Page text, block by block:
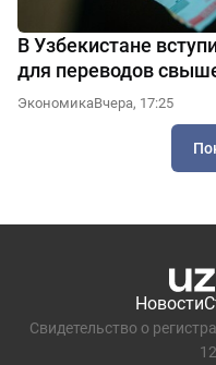
В Узбекистане
для переводов
ЭкономикаВчера, 17:25
Новости
Свидетельство о